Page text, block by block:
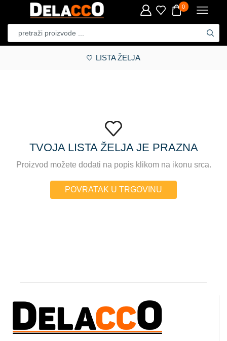
0
LISTA ŽELJA
TVOJA LISTA ŽELJA JE PRAZNA
Proizvod možete dodati na popis klikom na ikonu srca.
POVRATAK U TRGOVINU